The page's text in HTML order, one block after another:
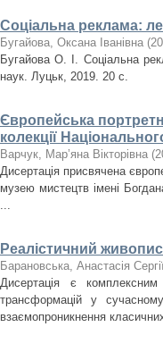
Соціальна реклама:
Бугайова, Оксана Іванівна (
Бугайова О. І. Соціальна
наук. Луцьк, 2019. 20 с.
Європейська
колекції
Варчук, Мар’яна Вікторівна (
Дисертація присвячена
музею мистецтв імені
...
Реалістичний
Барановська, Анастасія
Дисертація є
трансформацій у
взаємопроникнення